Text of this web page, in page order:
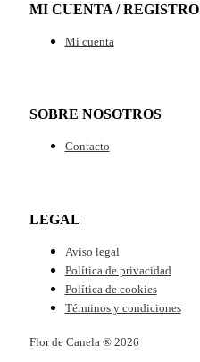
MI CUENTA / REGISTRO
Mi cuenta
SOBRE NOSOTROS
Contacto
LEGAL
Aviso legal
Política de privacidad
Política de cookies
Términos y condiciones
Flor de Canela ® 2026